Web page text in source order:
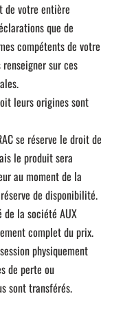
de votre entière
que de
compétents de votre
renseigner sur ces
leurs origines sont
se réserve le droit de
le produit sera
au moment de la
de disponibilité.
la société AUX
complet du prix.
physiquement
de perte ou
sont transférés.